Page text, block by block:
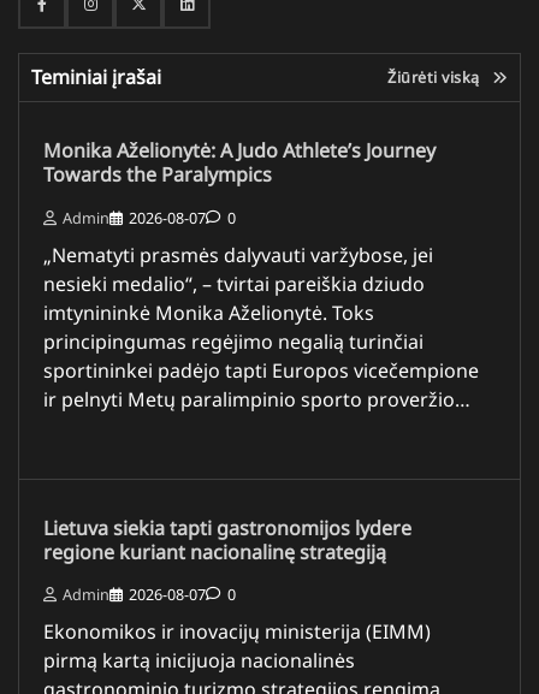
FacebookInstagramTwitterLinkedin
Teminiai įrašai Žiūrėti viską
Monika Aželionytė: A Judo Athlete’s Journey
Towards the Paralympics
Admin 2026-08-07 0
„Nematyti prasmės dalyvauti varžybose, jei
nesieki medalio“, – tvirtai pareiškia dziudo
imtynininkė Monika Aželionytė. Toks
principingumas regėjimo negalią turinčiai
sportininkei padėjo tapti Europos vicečempione
ir pelnyti Metų paralimpinio sporto proveržio…
Lietuva siekia tapti gastronomijos lydere
regione kuriant nacionalinę strategiją
Admin 2026-08-07 0
Ekonomikos ir inovacijų ministerija (EIMM)
pirmą kartą inicijuoja nacionalinės
gastronominio turizmo strategijos rengimą,